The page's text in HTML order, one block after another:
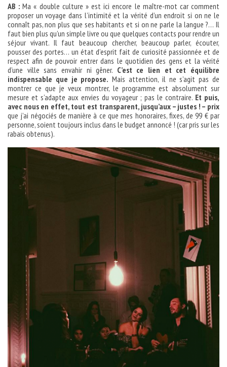
AB : Ma « double culture » est ici encore le maître-mot car comment
proposer un voyage dans l’intimité et la vérité d’un endroit si on ne le
connaît pas, non plus que ses habitants et si on ne parle la langue ?… Il
faut bien plus qu’un simple livre ou que quelques contacts pour rendre un
séjour vivant. Il faut beaucoup chercher, beaucoup parler, écouter,
pousser des portes… un état d’esprit fait de curiosité passionnée et de
respect afin de pouvoir entrer dans le quotidien des gens et la vérité
d’une ville sans envahir ni gêner. C’est ce lien et cet équilibre
indispensable que je propose. Mais attention, il ne s’agit pas de
montrer ce que je veux montrer, le programme est absolument sur
mesure et s’adapte aux envies du voyageur ; pas le contraire. Et puis,
avec nous en effet, tout est transparent, jusqu’aux – justes ! – prix
que j’ai négociés de manière à ce que mes honoraires, fixes, de 99 € par
personne, soient toujours inclus dans le budget annoncé ! (car pris sur les
rabais obtenus).